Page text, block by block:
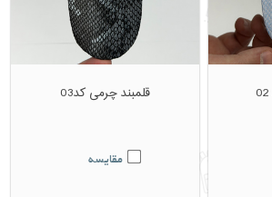
قلمبند چرمی کد03
مقایسه